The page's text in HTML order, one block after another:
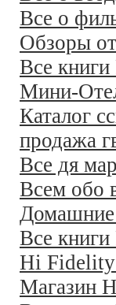
Все о
Обзоры
Все
Мини-
Каталог
продажа
Все дя
Всем обо
Домашние
Все
Hi Fidelity
Магазин